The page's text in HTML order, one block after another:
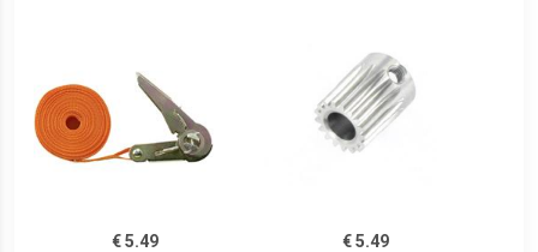
€ 5.49
€ 5.49